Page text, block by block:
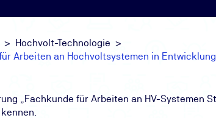
Hochvolt-Technologie
Arbeiten an Hochvoltsystemen in
„Fachkunde für Arbeiten an HV-Systemen